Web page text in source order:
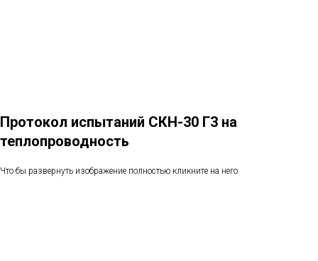
Протокол испытаний СКН-30 Г3 на
теплопроводность
Что бы развернуть изображение полностью кликните на него